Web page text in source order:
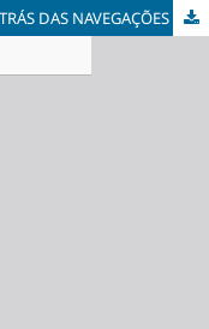
OTIMIZANDO ROTAS: O CÁLCULO POR TRÁS DAS NAVEGAÇÕES MODERNAS UTILIZANDO SISTEMAS DE NAVEGAÇÃO INERCIAL